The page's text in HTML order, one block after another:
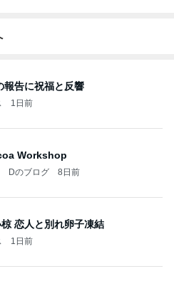
報告に祝福と反響
1日前
Workshop
Dのブログ 8日前
椋 恋人と別れ卵子凍結
1日前